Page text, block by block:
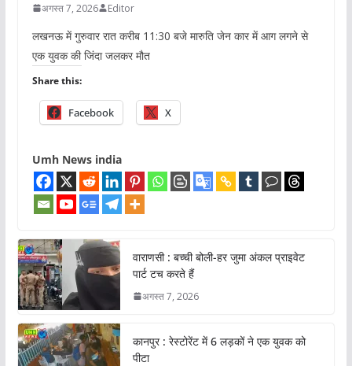
अगस्त 7, 2026 Editor
लखनऊ में गुरुवार रात करीब 11:30 बजे मारुति जेन कार में आग लगने से
एक युवक की जिंदा जलकर मौत
Share this:
Facebook X
Umh News india
वाराणसी : बच्ची बोली-हर जुमा अंकल प्राइवेट
पार्ट टच करते हैं
अगस्त 7, 2026
कानपुर : रेस्टोरेंट में 6 लड़कों ने एक युवक को
पीटा